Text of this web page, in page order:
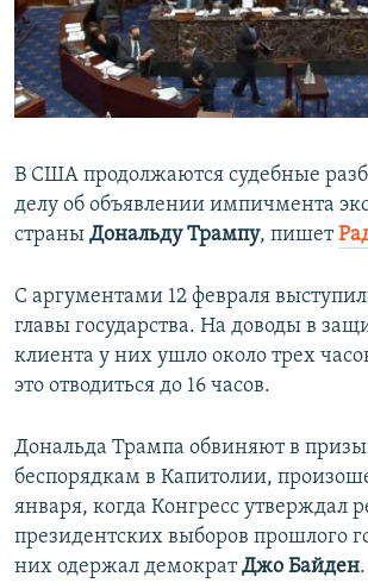
ПОБЕДИТЕЛЕЙ НЕ СУДЯТ?
КРЫМ.НЕПОКОРЕННЫЙ
ELIFBE
ПРИСОЕДИНЯЙТЕСЬ!
Все сайты RFE/RL
В США продолжаются судебные
делу об объявлении импичмента
страны Дональду Трампу, пишет
С аргументами 12 февраля
главы государства. На доводы в
клиента у них ушло около трех
это отводиться до 16 часов.
Дональда Трампа обвиняют в
беспорядкам в Капитолии,
января, когда Конгресс утверждал
президентских выборов прошлого
них одержал демократДжо Байден.